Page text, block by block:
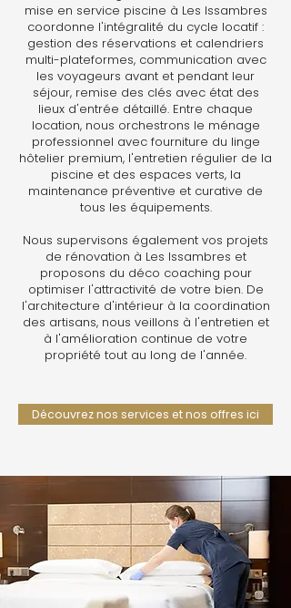
mise en service piscine à Les Issambres
coordonne l'intégralité du cycle locatif :
gestion des réservations et calendriers
multi-plateformes, communication avec
les voyageurs avant et pendant leur
séjour, remise des clés avec état des
lieux d'entrée détaillé. Entre chaque
location, nous orchestrons le ménage
professionnel avec fourniture du linge
hôtelier premium, l'entretien régulier de la
piscine et des espaces verts, la
maintenance préventive et curative de
tous les équipements.
Nous supervisons également vos projets
de rénovation à Les Issambres et
proposons du déco coaching pour
optimiser l'attractivité de votre bien. De
l'architecture d'intérieur à la coordination
des artisans, nous veillons à l'entretien et
à l'amélioration continue de votre
propriété tout au long de l'année.
Découvrez nos services et nos offres ici